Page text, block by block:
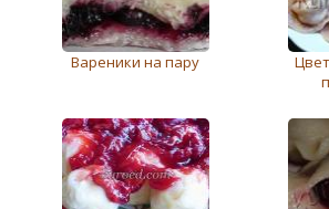
Вареники на пару